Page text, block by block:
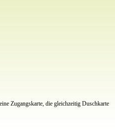
Zugangskarte, die gleichzeitig Duschkarte